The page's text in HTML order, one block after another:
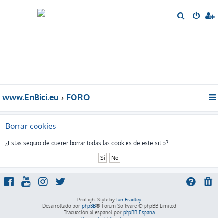
www.EnBici.eu FORO
Borrar cookies
¿Estás seguro de querer borrar todas las cookies de este sitio?
ProLight Style by Ian Bradley
Desarrollado por phpBB® Forum Software © phpBB Limited
Traducción al español por phpBB España